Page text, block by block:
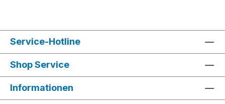
Service-Hotline
Shop Service
Informationen